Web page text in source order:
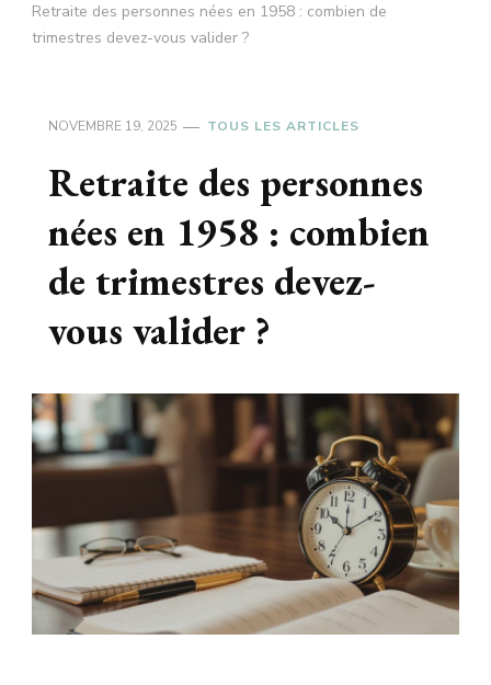
Retraite des personnes nées en 1958 : combien de
trimestres devez-vous valider ?
NOVEMBRE 19, 2025 TOUS LES ARTICLES
Retraite des personnes
nées en 1958 : combien
de trimestres devez-
vous valider ?